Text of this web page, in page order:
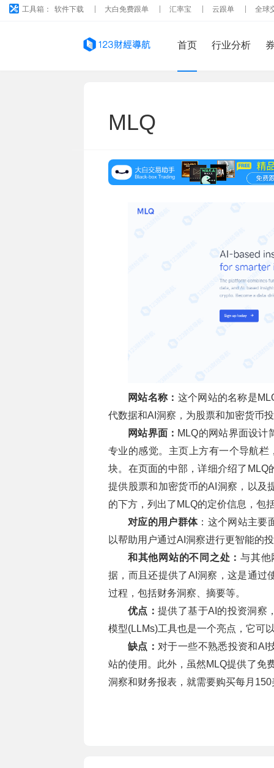
工具箱： 软件下载 大白免费跟单 汇率宝 云跟单 全球
首页 行业分析
MLQ
网站名称： 这个网站的名称是
代数据和AI洞察，为股票和加密货币
网站界面： MLQ的网站界面设计
专业的感觉。主页上方有一个导航栏
块。在页面的中部，详细介绍了MLQ
提供股票和加密货币的AI洞察，以及
的下方，列出了MLQ的定价信息，包
对应的用户群体：这个网站主要
以帮助用户通过AI洞察进行更智能的
和其他网站的不同之处：与其他
据，而且还提供了AI洞察，这是通过
过程，包括财务洞察、摘要等。
优点：提供了基于AI的投资洞察
模型(LLMs)工具也是一个亮点，它可
缺点： 对于一些不熟悉投资和AI
站的使用。此外，虽然MLQ提供了免
洞察和财务报表，就需要购买每月